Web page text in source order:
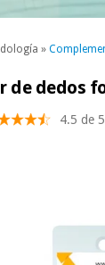
»
de dedos
4.5 de 5